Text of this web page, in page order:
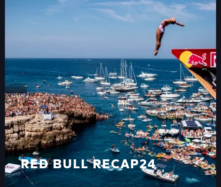
RED BULL RECAP24
RED BULL RECAP24